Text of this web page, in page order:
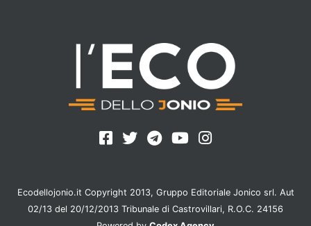
Ecodellojonio.it Copyright 2013, Gruppo Editoriale Jonico srl. Aut
02/13 del 20/12/2013 Tribunale di Castrovillari, R.O.C. 24156